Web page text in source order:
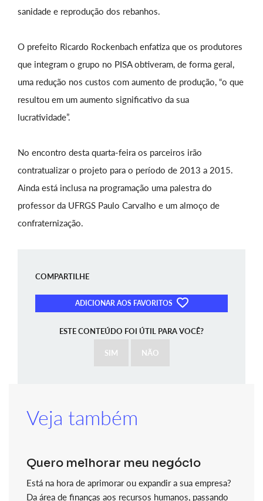
sanidade e reprodução dos rebanhos.
O prefeito Ricardo Rockenbach enfatiza que os produtores
que integram o grupo no PISA obtiveram, de forma geral,
uma redução nos custos com aumento de produção, “o que
resultou em um aumento significativo da sua
lucratividade”.
No encontro desta quarta-feira os parceiros irão
contratualizar o projeto para o período de 2013 a 2015.
Ainda está inclusa na programação uma palestra do
professor da UFRGS Paulo Carvalho e um almoço de
confraternização.
COMPARTILHE
ADICIONAR AOS FAVORITOS
ESTE CONTEÚDO FOI ÚTIL PARA VOCÊ?
SIM NÃO
Veja também
Quero melhorar meu negócio
Está na hora de aprimorar ou expandir a sua empresa?
Da área de finanças aos recursos humanos, passando